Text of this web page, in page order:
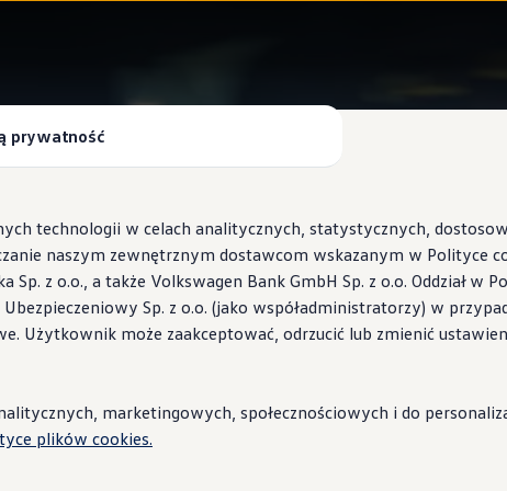
Wallbox ID.Charger
stacje i porady
prywatność
technologii w celach analitycznych, statystycznych,
naszym zewnętrznym dostawcom wskazanym w Polityce
z o.o., a także Volkswagen Bank GmbH Sp. z o.o. Oddział w
Ubezpieczeniowy Sp. z o.o. (jako współadministratorzy) w
Użytkownik może zaakceptować, odrzucić lub zmienić
marketingowych, społecznościowych i do
plików cookies.